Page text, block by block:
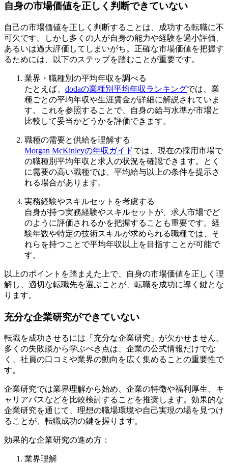
自身の市場価値を正しく判断できていない
自己の市場価値を正しく判断することは、成功する転職に不
可欠です。しかし多くの人が自身の能力や経験を過小評価、
あるいは過大評価してしまいがち。正確な市場価値を把握す
るためには、以下のステップを踏むことが重要です。
業界・職種別の平均年収を調べる
たとえば、 dodaの業種別平均年収ランキングでは、業
種ごとの平均年収や生涯賃金が詳細に解説されていま
す。これを参照することで、自身の給与水準が市場と
比較して妥当かどうかを評価できます。
職種の需要と供給を理解する
Morgan McKinleyの年収ガイドでは、現在の採用市場で
の職種別平均年収と求人の状況を確認できます。とく
に需要の高い職種では、平均給与以上の条件を提示さ
れる場合があります。
実務経験やスキルセットを考慮する
自身が持つ実務経験やスキルセットが、求人市場でど
のように評価されるかを把握することも重要です。経
験年数や特定の技術スキルが求められる職種では、そ
れらを持つことで平均年収以上を目指すことが可能で
す。
以上のポイントを踏まえた上で、自身の市場価値を正しく理
解し、適切な転職先を選ぶことが、転職を成功に導く鍵とな
ります。
充分な企業研究ができていない
転職を成功させるには「充分な企業研究」が欠かせません。
多くの失敗談から学ぶべき点は、企業の公式情報だけでな
く、社員の口コミや業界の動向を広く集めることの重要性で
す。
企業研究では業界理解から始め、企業の特徴や福利厚生、キ
ャリアパスなどを比較検討することを推奨します。効果的な
企業研究を通じて、理想の職場環境や自己実現の場を見つけ
ることが、転職成功の鍵を握ります。
効果的な企業研究の進め方：
業界理解